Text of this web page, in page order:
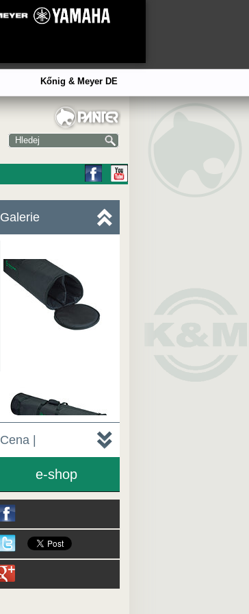
Galerie
Cena |
e-shop
Kőnig & Meyer DE